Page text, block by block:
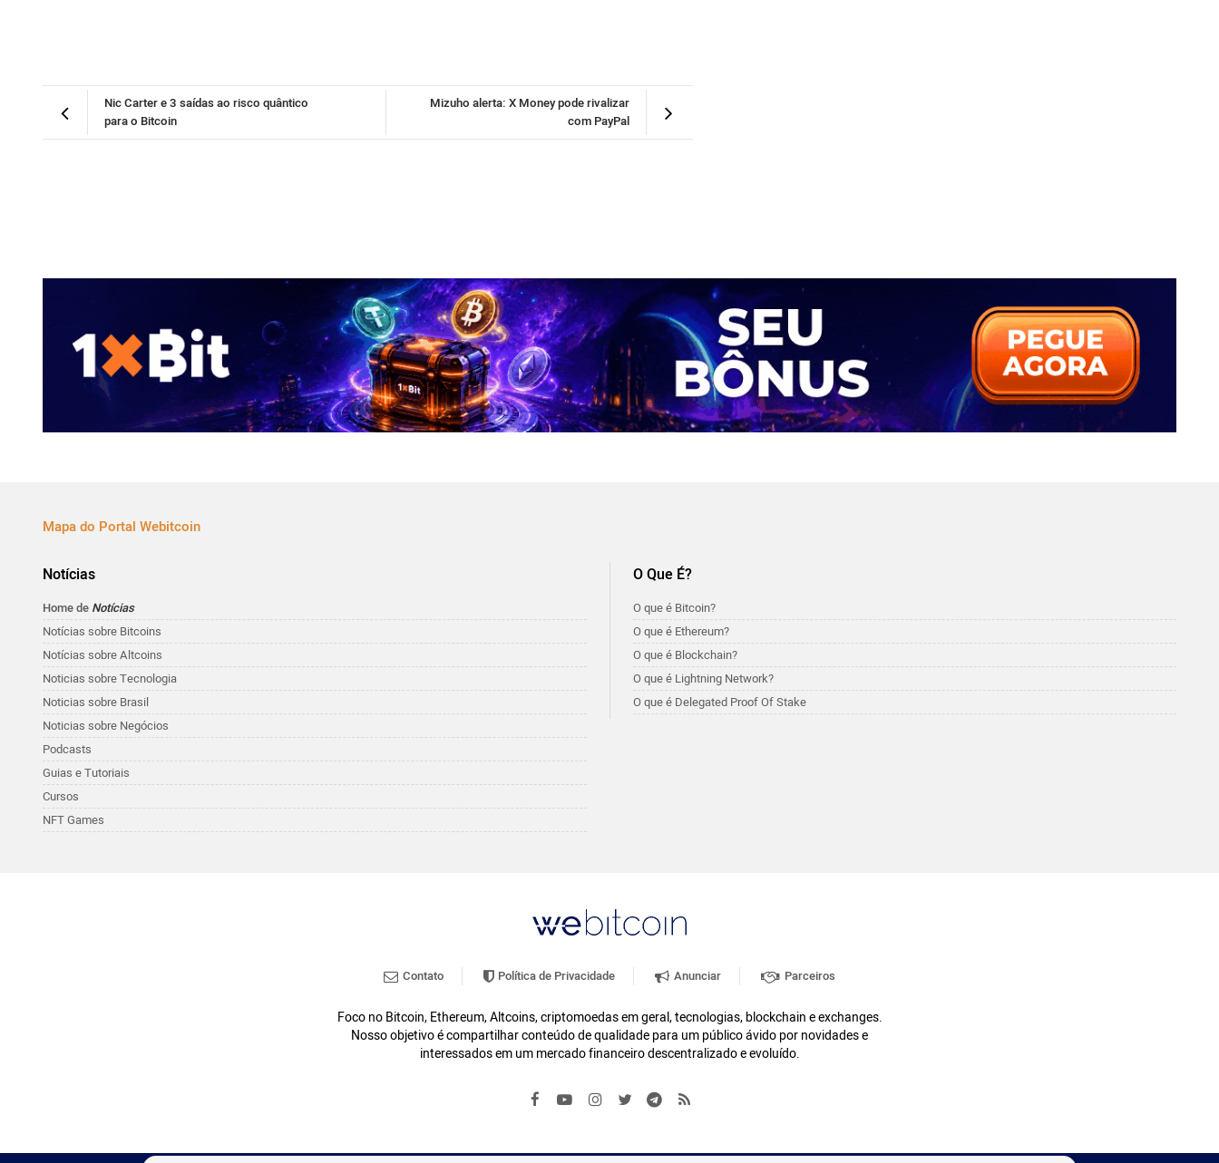
Mizuho alerta: X Money pode rivalizar
com PayPal
Nic Carter e 3 saídas ao risco quântico
para o Bitcoin
Mapa do Portal Webitcoin
Notícias
Home de Notícias
Notícias sobre Bitcoins
Notícias sobre Altcoins
Noticias sobre Tecnologia
Noticias sobre Brasil
Noticias sobre Negócios
Podcasts
Guias e Tutoriais
Cursos
NFT Games
O Que É?
O que é Bitcoin?
O que é Ethereum?
O que é Blockchain?
O que é Lightning Network?
O que é Delegated Proof Of Stake
Contato Política de Privacidade Anunciar Parceiros
Foco no Bitcoin, Ethereum, Altcoins, criptomoedas em geral, tecnologias, blockchain e exchanges.
Nosso objetivo é compartilhar conteúdo de qualidade para um público ávido por novidades e
interessados em um mercado financeiro descentralizado e evoluído.